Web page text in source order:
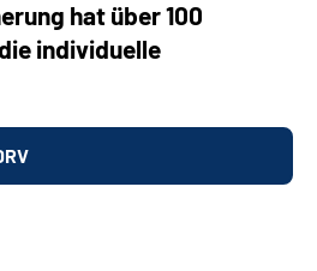
hat über 100
individuelle